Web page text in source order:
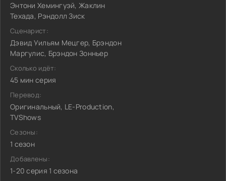
Энтони Хемингуэй, Жаклин
Техада, Рэндолл Зиск
Сценарист:
Дэвид Уильям Мецгер, Брэндон
Маргулис, Брэндон Зонньер
Сколько идёт:
45 мин серия
Перевод:
Оригинальный, LE-Production,
TVShows
Сезоны:
1 сезон
Добавлены:
1-20 серия 1 сезона